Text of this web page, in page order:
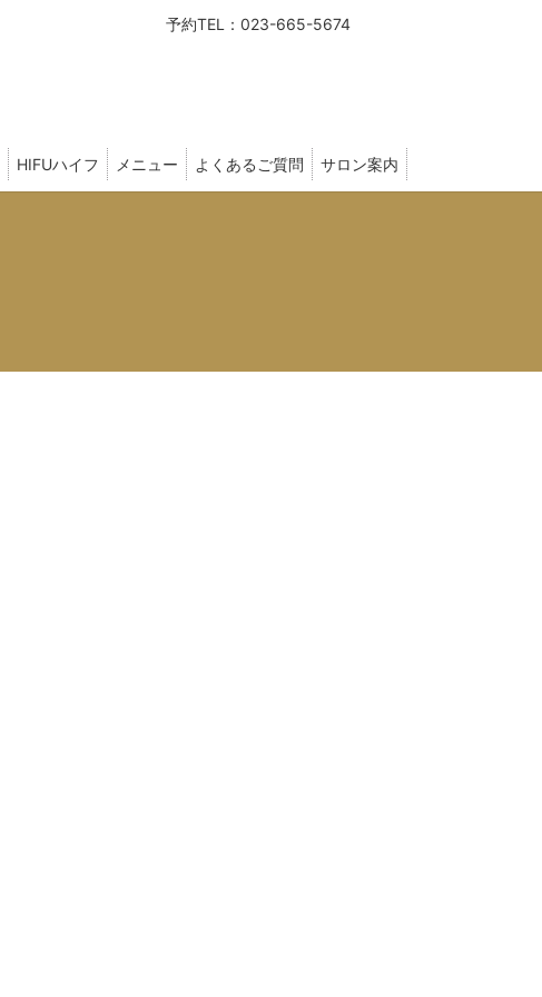
予約TEL：023-665-5674
HIFUハイフ メニュー よくあるご質問 サロン案内